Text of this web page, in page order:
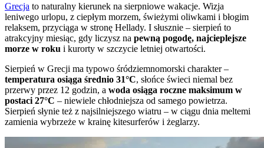
Grecja to naturalny kierunek na sierpniowe wakacje. Wizja
leniwego urlopu, z ciepłym morzem, świeżymi oliwkami i błogim
relaksem, przyciąga w stronę Hellady. I słusznie – sierpień to
atrakcyjny miesiąc, gdy liczysz na pewną pogodę, najcieplejsze
morze w roku i kurorty w szczycie letniej otwartości.
Sierpień w Grecji ma typowo śródziemnomorski charakter –
temperatura osiąga średnio 31°C, słońce świeci niemal bez
przerwy przez 12 godzin, a woda osiąga roczne maksimum w
postaci 27°C – niewiele chłodniejsza od samego powietrza.
Sierpień słynie też z najsilniejszego wiatru – w ciągu dnia meltemi
zamienia wybrzeże w krainę kitesurferów i żeglarzy.